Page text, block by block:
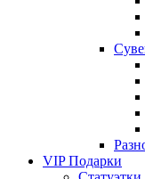
VIP Подарки